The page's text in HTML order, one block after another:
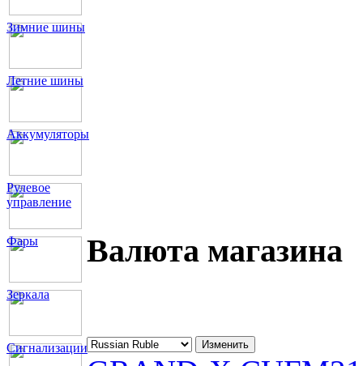
Зимние шины
Летние шины
Аккумуляторы
Рулевое
управление
Фары
Зеркала
Сигнализации
Валюта магазина